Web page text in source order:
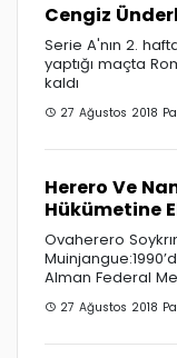
Cengiz
Serie A'nın 2.
yaptığı maçta
kaldı
27 Ağustos 2018
Herero Ve
Hükümetine
Ovaherero
Alman Federal
27 Ağustos 2018